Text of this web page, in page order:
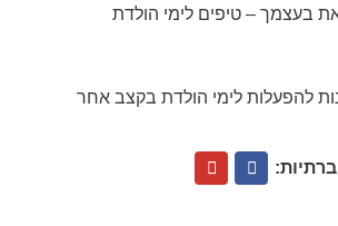
בעצמך – טיפים לימי הולדת
להפעלות לימי הולדת בקצב אחר